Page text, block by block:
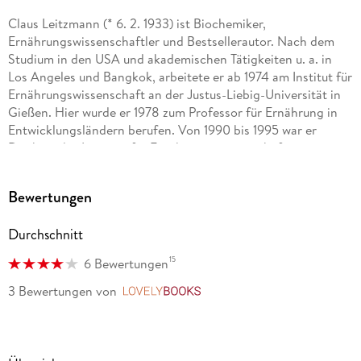
Claus Leitzmann (* 6. 2. 1933) ist Biochemiker,
Ernährungswissenschaftler und Bestsellerautor. Nach dem
Studium in den USA und akademischen Tätigkeiten u. a. in
Los Angeles und Bangkok, arbeitete er ab 1974 am Institut für
Ernährungswissenschaft an der Justus-Liebig-Universität in
Gießen. Hier wurde er 1978 zum Professor für Ernährung in
Entwicklungsländern berufen. Von 1990 bis 1995 war er
Direktor des Instituts für Ernährungswissenschaft.
intensiv mit Fragen rund um die richtige Ernährung und hat
populären Büchern veröffentlicht, darunter den Spiegel-
Bestseller "Klartext Ernährung" (zusammen mit Petra Bracht).
Hilka de Groot (geb. 18. 02. 1943), Lebensmittelchemikerin,
Bewertungen
Durchschnitt
6 Bewertungen15
3 Bewertungen von